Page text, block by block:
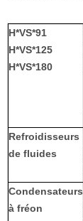
H*VS*91
H*VS*125
H*VS*180
Refroidisseurs
de fluides
Condensateurs
à fréon